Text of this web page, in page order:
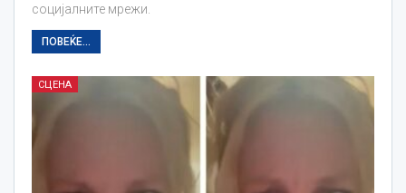
социјалните мрежи.
ПОВЕЌЕ...
СЦЕНА